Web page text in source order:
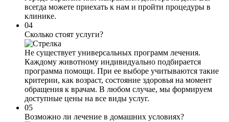
всегда можете приехать к нам и пройти процедуры в
клинике.
04
Сколько стоят услуги?
Не существует универсальных программ лечения.
Каждому животному индивидуально подбирается
программа помощи. При ее выборе учитываются такие
критерии, как возраст, состояние здоровья на момент
обращения к врачам. В любом случае, мы формируем
доступные цены на все виды услуг.
05
Возможно ли лечение в домашних условиях?